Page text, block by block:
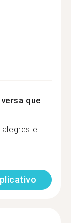
que
e